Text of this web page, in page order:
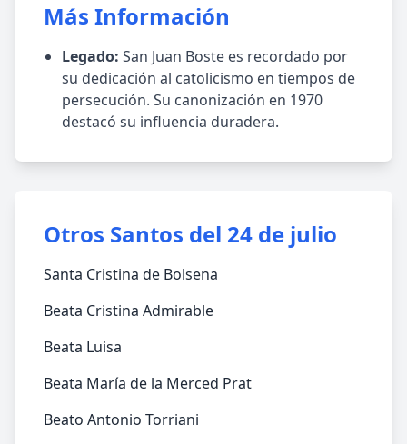
Más Información
Legado: San Juan Boste es recordado por
su dedicación al catolicismo en tiempos de
persecución. Su canonización en 1970
destacó su influencia duradera.
Otros Santos del 24 de julio
Santa Cristina de Bolsena
Beata Cristina Admirable
Beata Luisa
Beata María de la Merced Prat
Beato Antonio Torriani